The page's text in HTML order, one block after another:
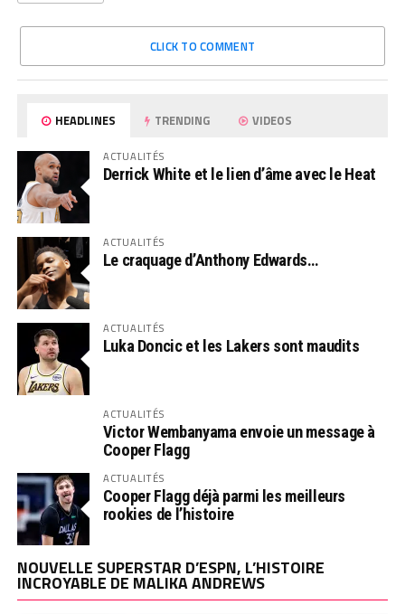
CLICK TO COMMENT
HEADLINES TRENDING VIDEOS
ACTUALITÉS
Derrick White et le lien d’âme avec le Heat
ACTUALITÉS
Le craquage d’Anthony Edwards…
ACTUALITÉS
Luka Doncic et les Lakers sont maudits
ACTUALITÉS
Victor Wembanyama envoie un message à
Cooper Flagg
ACTUALITÉS
Cooper Flagg déjà parmi les meilleurs
rookies de l’histoire
NOUVELLE SUPERSTAR D’ESPN, L’HISTOIRE
INCROYABLE DE MALIKA ANDREWS